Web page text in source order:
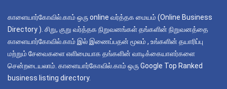
காளையார்கோவில்.காம் ஒரு online வர்த்தக மையம் (Online Business
Directory ). சிறு, குறு வர்த்தக நிறுவனங்கள் தங்களின் நிறுவனத்தை
காளையார்கோவில்.காம் இல் இணைப்பதன் மூலம் , உங்களின் தயாரிப்பு
மற்றும் சேவைகளை எளிமையாக தங்களின் வாடிக்கையாளர்களை
சென்றடையலாம். காளையார்கோவில்.காம் ஒரு Google Top Ranked
business listing directory.